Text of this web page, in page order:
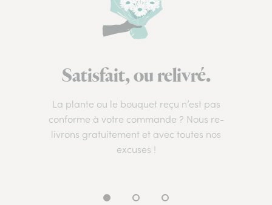
Satisfait, ou relivré.
La plante ou le bouquet reçu n’est pas
conforme à votre commande ? Nous re-
livrons gratuitement et avec toutes nos
excuses !